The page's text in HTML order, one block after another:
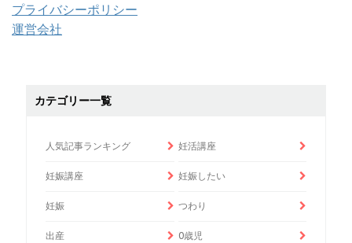
プライバシーポリシー
運営会社
カテゴリー一覧
人気記事ランキング 妊活講座
妊娠講座 妊娠したい
妊娠 つわり
出産 0歳児